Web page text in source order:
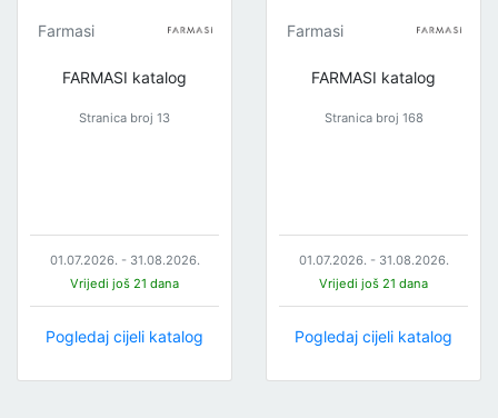
Farmasi
FARMASI katalog
Stranica broj 13
01.07.2026. - 31.08.2026.
Vrijedi još 21 dana
Pogledaj cijeli katalog
Farmasi
FARMASI katalog
Stranica broj 168
01.07.2026. - 31.08.2026.
Vrijedi još 21 dana
Pogledaj cijeli katalog